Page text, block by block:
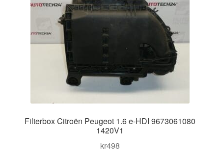
Filterbox Citroën Peugeot 1.6 e-HDI 9673061080
1420V1
kr498